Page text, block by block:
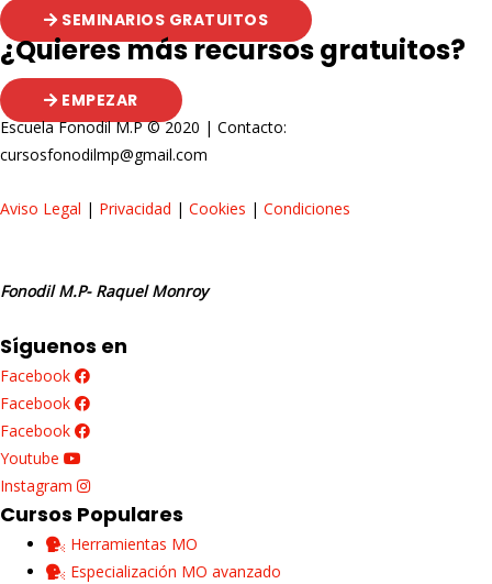
SEMINARIOS GRATUITOS
¿Quieres más recursos gratuitos?
EMPEZAR
Escuela Fonodil M.P © 2020 | Contacto:
cursosfonodilmp@gmail.com
Aviso Legal | Privacidad | Cookies | Condiciones
Fonodil M.P- Raquel Monroy
Síguenos en
Facebook
Facebook
Facebook
Youtube
Instagram
Cursos Populares
Herramientas MO
Especialización MO avanzado